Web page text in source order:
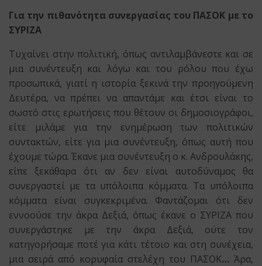
Για την πιθανότητα συνεργασίας του ΠΑΣΟΚ με το
ΣΥΡΙΖΑ
Τυχαίνει στην πολιτική, όπως αντιλαμβάνεστε και σε
μια συνέντευξη και λόγω και του ρόλου που έχω
προσωπικά, γιατί η ιστορία ξεκινά την προηγούμενη
Δευτέρα, να πρέπει να απαντάμε και έτσι είναι το
σωστό στις ερωτήσεις που θέτουν οι δημοσιογράφοι,
είτε μιλάμε για την ενημέρωση των πολιτικών
συντακτών, είτε για μια συνέντευξη, όπως αυτή που
έχουμε τώρα. Έκανε μια συνέντευξη ο κ. Ανδρουλάκης,
είπε ξεκάθαρα ότι αν δεν είναι αυτοδύναμος θα
συνεργαστεί με τα υπόλοιπα κόμματα. Τα υπόλοιπα
κόμματα είναι συγκεκριμένα. Φαντάζομαι ότι δεν
εννοούσε την άκρα Δεξιά, όπως έκανε ο ΣΥΡΙΖΑ που
συνεργάστηκε με την άκρα Δεξιά, ούτε τον
κατηγορήσαμε ποτέ για κάτι τέτοιο και στη συνέχεια,
μια σειρά από κορυφαία στελέχη του ΠΑΣΟΚ…Άρα,